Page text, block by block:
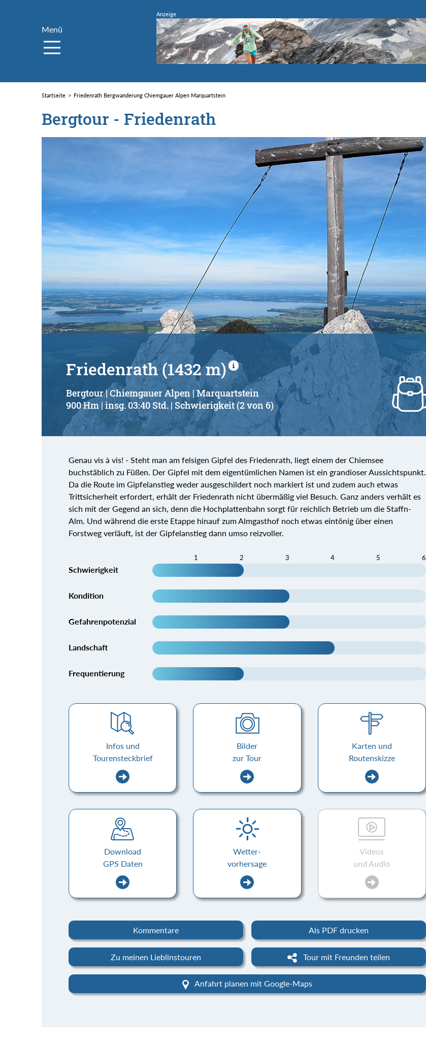
Menü
Startseite Friedenrath Bergwanderung Chiemgauer Alpen Marquartstein
Bergtour - Friedenrath
Friedenrath (1432 m)
Bergtour | Chiemgauer Alpen | Marquartstein
900 Hm | insg. 03:40 Std. | Schwierigkeit (2 von 6)
Genau vis à vis! - Steht man am felsigen Gipfel des Friedenrath, liegt einem der Chiemsee
buchstäblich zu Füßen. Der Gipfel mit dem eigentümlichen Namen ist ein grandioser Aussichtspunkt.
Da die Route im Gipfelanstieg weder ausgeschildert noch markiert ist und zudem auch etwas
Trittsicherheit erfordert, erhält der Friedenrath nicht übermäßig viel Besuch. Ganz anders verhält es
sich mit der Gegend an sich, denn die Hochplattenbahn sorgt für reichlich Betrieb um die Staffn-
Alm. Und während die erste Etappe hinauf zum Almgasthof noch etwas eintönig über einen
Forstweg verläuft, ist der Gipfelanstieg dann umso reizvoller.
1 2 3 4 5 6
Schwierigkeit
Kondition
Gefahrenpotenzial
Landschaft
Frequentierung
Infos und
Tourensteckbrief
Bilder
zur Tour
Karten und
Routenskizze
Download
GPS Daten
Wetter-
vorhersage
Videos
und Audio
Kommentare Als PDF drucken
Zu meinen Lieblinstouren Tour mit Freunden teilen
Anfahrt planen mit Google-Maps